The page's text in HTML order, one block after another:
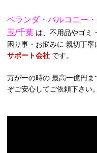
ベランダ・バルコニー
玉/千葉 は、不用品やゴミ
困り事・お悩みに 親切丁寧
サポート会社 です。
万が一の時の 最高一億円ま
ぞご安心してご依頼下さい。